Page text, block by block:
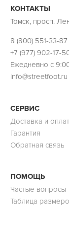
КОНТАКТЫ
Томск, просп.
8 (800) 551-33-87
+7 (977) 902-17-
Ежедневно с
info@streetfoot.ru
СЕРВИС
Доставка и
Гарантия
Обратная связь
ПОМОЩЬ
Частые вопросы
Таблица